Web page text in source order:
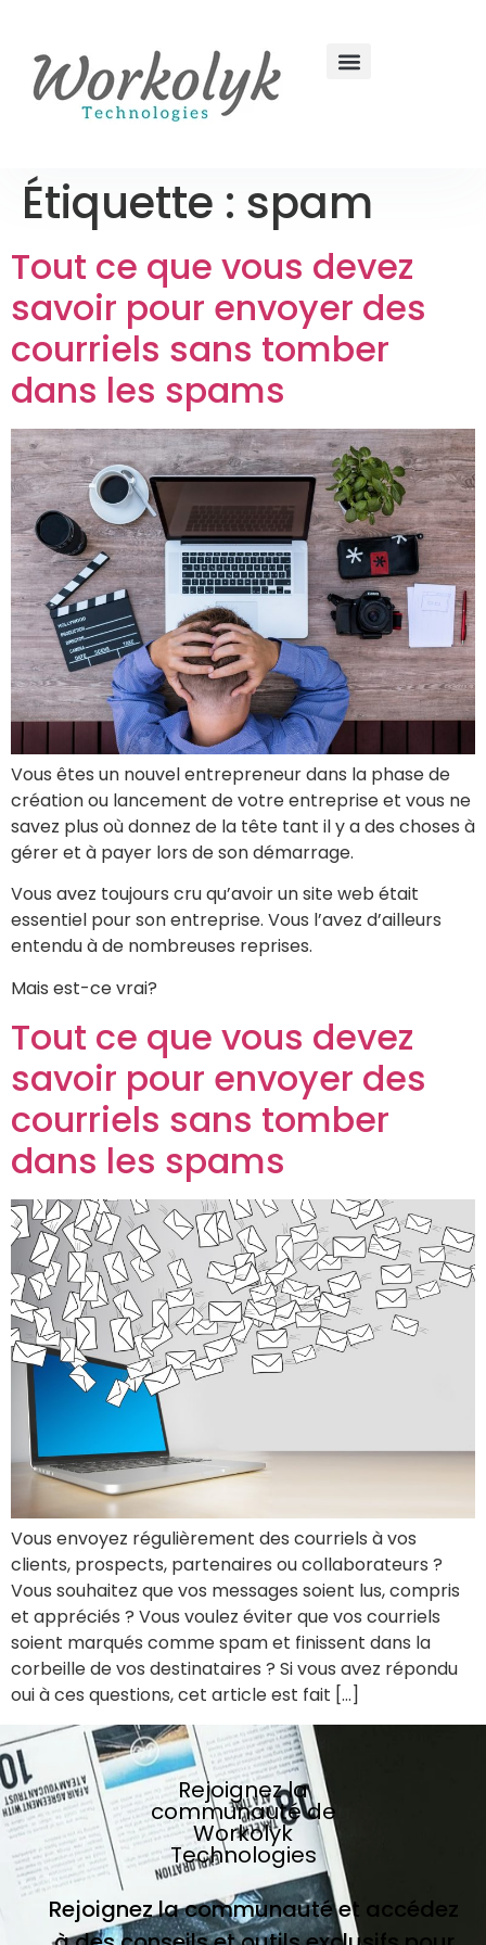
Étiquette : spam
Tout ce que vous devez
savoir pour envoyer des
courriels sans tomber
dans les spams
Vous êtes un nouvel entrepreneur dans la phase de
création ou lancement de votre entreprise et vous ne
savez plus où donnez de la tête tant il y a des choses à
gérer et à payer lors de son démarrage.
Vous avez toujours cru qu’avoir un site web était
essentiel pour son entreprise. Vous l’avez d’ailleurs
entendu à de nombreuses reprises.
Mais est-ce vrai?
Tout ce que vous devez
savoir pour envoyer des
courriels sans tomber
dans les spams
Vous envoyez régulièrement des courriels à vos
clients, prospects, partenaires ou collaborateurs ?
Vous souhaitez que vos messages soient lus, compris
et appréciés ? Vous voulez éviter que vos courriels
soient marqués comme spam et finissent dans la
corbeille de vos destinataires ? Si vous avez répondu
oui à ces questions, cet article est fait […]
Rejoignez la
communauté de
Workolyk
Technologies
Rejoignez la communauté et accédez